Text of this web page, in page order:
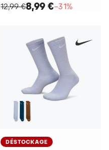
12,99 €8,99 €−31%
DÉSTOCKAGE